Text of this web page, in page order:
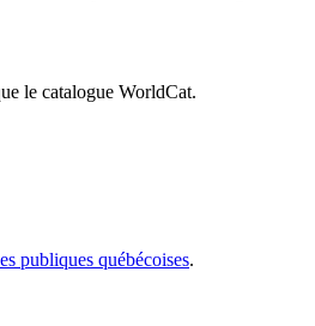
le catalogue WorldCat.
publiques québécoises.